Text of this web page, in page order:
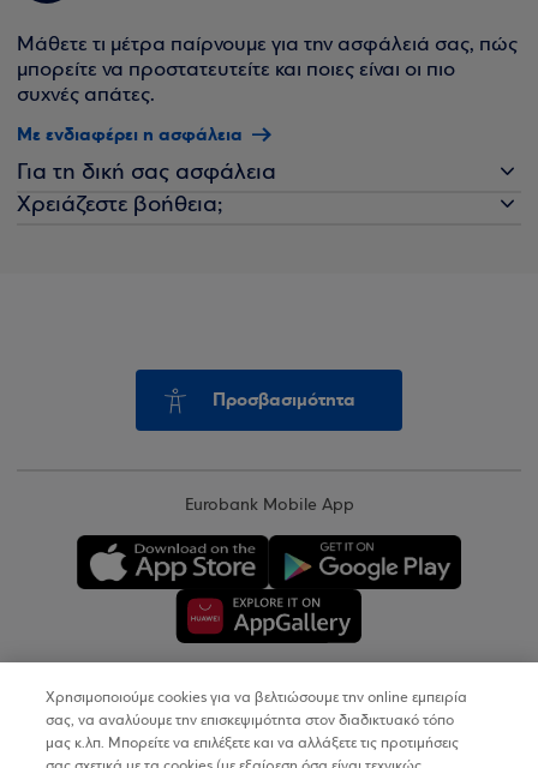
Μάθετε τι μέτρα παίρνουμε για την ασφάλειά σας, πώς
μπορείτε να προστατευτείτε και ποιες είναι οι πιο
συχνές απάτες.
Με ενδιαφέρει η ασφάλεια
Για τη δική σας ασφάλεια
Χρειάζεστε βοήθεια;
Προσβασιμότητα
Eurobank Mobile App
Copyright © 2026
Χρησιμοποιούμε cookies για να βελτιώσουμε την online εμπειρία
σας, να αναλύουμε την επισκεψιμότητα στον διαδικτυακό τόπο
μας κ.λπ. Μπορείτε να επιλέξετε και να αλλάξετε τις προτιμήσεις